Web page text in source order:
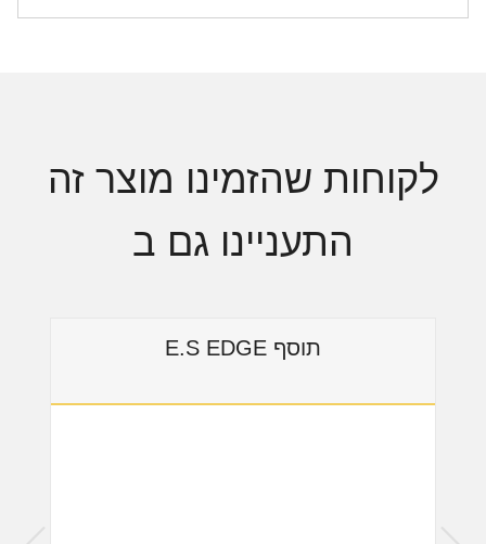
לקוחות שהזמינו מוצר זה
התעניינו גם ב
תוסף E.S EDGE